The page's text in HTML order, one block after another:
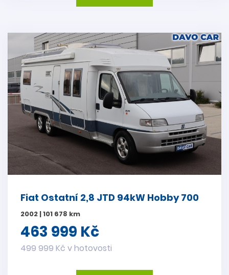
Fiat Ostatní 2,8 JTD 94kW Hobby 700
2002 | 101 678 km
463 999 Kč
499 999 Kč v hotovosti